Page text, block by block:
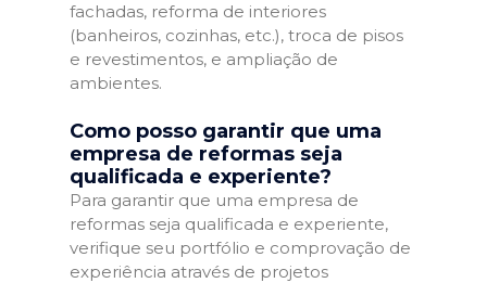
fachadas, reforma de interiores
(banheiros, cozinhas, etc.), troca de pisos
e revestimentos, e ampliação de
ambientes.
Como posso garantir que uma
empresa de reformas seja
qualificada e experiente?
Para garantir que uma empresa de
reformas seja qualificada e experiente,
verifique seu portfólio e comprovação de
experiência através de projetos